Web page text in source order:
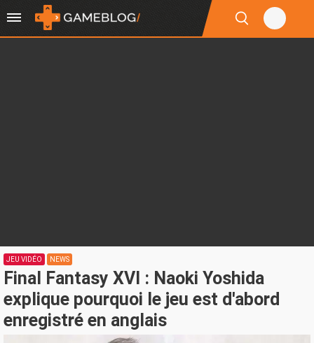
JEU VIDÉO NEWS
Final Fantasy XVI : Naoki Yoshida
explique pourquoi le jeu est d'abord
enregistré en anglais